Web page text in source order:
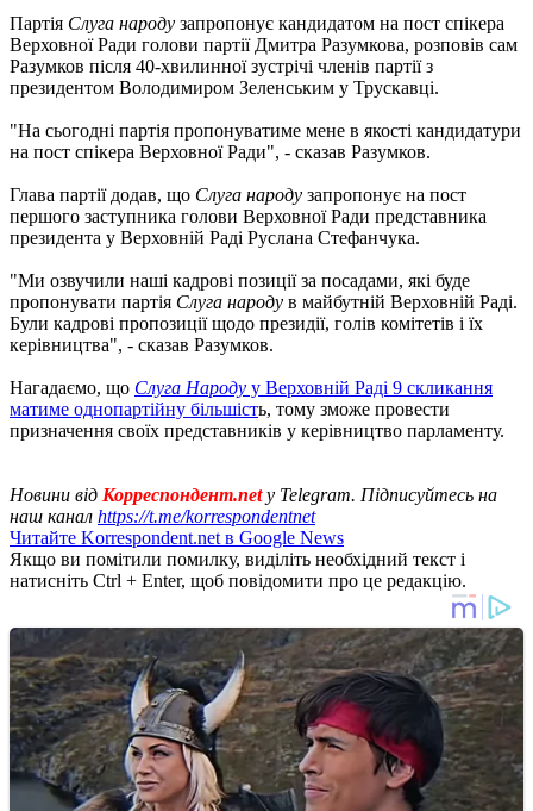
Партія Слуга народу запропонує кандидатом на пост спікера
Верховної Ради голови партії Дмитра Разумкова, розповів сам
Разумков після 40-хвилинної зустрічі членів партії з
президентом Володимиром Зеленським у Трускавці.
"На сьогодні партія пропонуватиме мене в якості кандидатури
на пост спікера Верховної Ради", - сказав Разумков.
Глава партії додав, що Слуга народу запропонує на пост
першого заступника голови Верховної Ради представника
президента у Верховній Раді Руслана Стефанчука.
"Ми озвучили наші кадрові позиції за посадами, які буде
пропонувати партія Слуга народу в майбутній Верховній Раді.
Були кадрові пропозиції щодо президії, голів комітетів і їх
керівництва", - сказав Разумков.
Нагадаємо, що Слуга Народу у Верховній Раді 9 скликання
матиме однопартійну більшість, тому зможе провести
призначення своїх представників у керівництво парламенту.
Новини від Корреспондент.netу Telegram. Підписуйтесь на
наш канал https://t.me/korrespondentnet
Читайте Korrespondent.net в Google News
Якщо ви помітили помилку, виділіть необхідний текст і
натисніть Ctrl + Enter, щоб повідомити про це редакцію.